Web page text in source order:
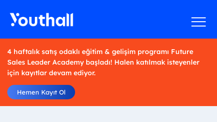
4 haftalık satış odaklı eğitim & gelişim programı Future
Sales Leader Academy başladı! Halen katılmak isteyenler
için kayıtlar devam ediyor.
Hemen Kayıt Ol